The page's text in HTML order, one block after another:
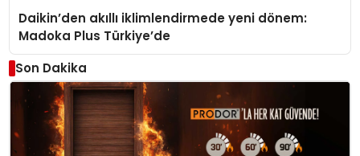
Daikin’den akıllı iklimlendirmede yeni dönem:
Madoka Plus Türkiye’de
Son Dakika